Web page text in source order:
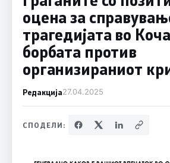
оцена за
трагедијата во
борбата против
организираниот
Редакција27.04.2025
СПОДЕЛИ: